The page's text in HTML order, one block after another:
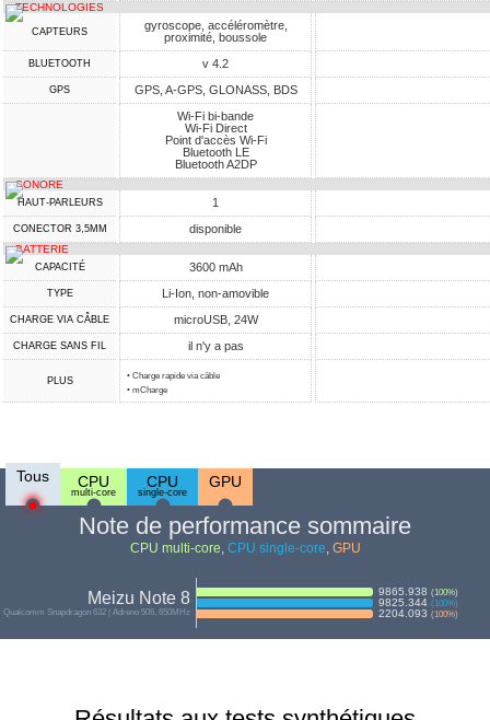
TECHNOLOGIES
CAPTEURS
gyroscope, accéléromètre,
proximité, boussole
BLUETOOTH v 4.2
GPS
GPS, A-GPS, GLONASS, BDS
Wi-Fi bi-bande
Wi-Fi Direct
Point d'accès Wi-Fi
Bluetooth LE
Bluetooth A2DP
SONORE
HAUT-PARLEURS 1
CONECTOR 3,5MM disponible
BATTERIE
CAPACITÉ 3600 mAh
TYPE Li-Ion, non-amovible
CHARGE VIA CÂBLE microUSB, 24W
CHARGE SANS FIL il n'y a pas
PLUS
• Charge rapide via câble
• mCharge
Tous CPU
multi-core
CPU
single-core
GPU
Note de performance sommaire
CPU multi-core, CPU single-core, GPU
Meizu Note 8
Qualcomm Snapdragon 632 | Adreno 506, 650MHz
9865.938 (100%)
9825.344 (100%)
2204.093 (100%)